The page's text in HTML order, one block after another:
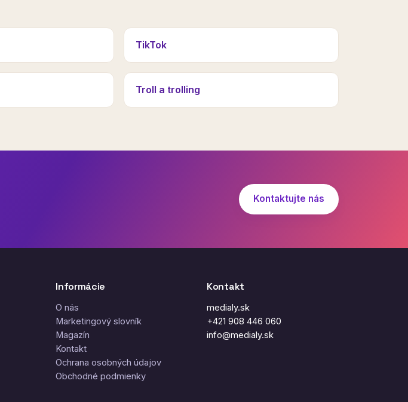
TikTok
Troll a trolling
Kontaktujte nás
Informácie
O nás
Marketingový slovník
Magazín
Kontakt
Ochrana osobných údajov
Obchodné podmienky
Kontakt
medialy.sk
+421 908 446 060
info@medialy.sk